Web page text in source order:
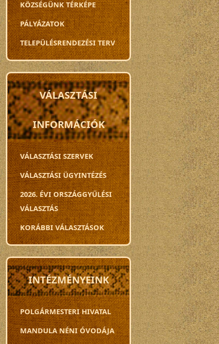
KÖZSÉGÜNK TÉRKÉPE
PÁLYÁZATOK
TELEPÜLÉSRENDEZÉSI TERV
VÁLASZTÁSI
INFORMÁCIÓK
VÁLASZTÁSI SZERVEK
VÁLASZTÁSI ÜGYINTÉZÉS
2026. ÉVI ORSZÁGGYŰLÉSI
VÁLASZTÁS
KORÁBBI VÁLASZTÁSOK
INTÉZMÉNYEINK
POLGÁRMESTERI HIVATAL
MANDULA NÉNI ÓVODÁJA